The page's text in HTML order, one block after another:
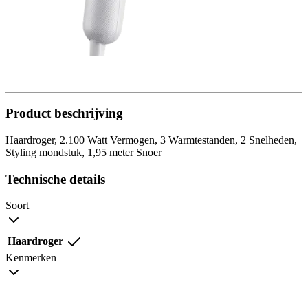
Product beschrijving
Haardroger, 2.100 Watt Vermogen, 3 Warmtestanden, 2 Snelheden,
Styling mondstuk, 1,95 meter Snoer
Technische details
Soort
Haardroger
Kenmerken